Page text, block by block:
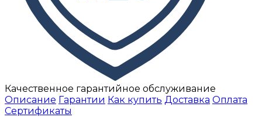
Качественное гарантийное обслуживание
Описание Гарантии Как купить Доставка Оплата
Сертификаты